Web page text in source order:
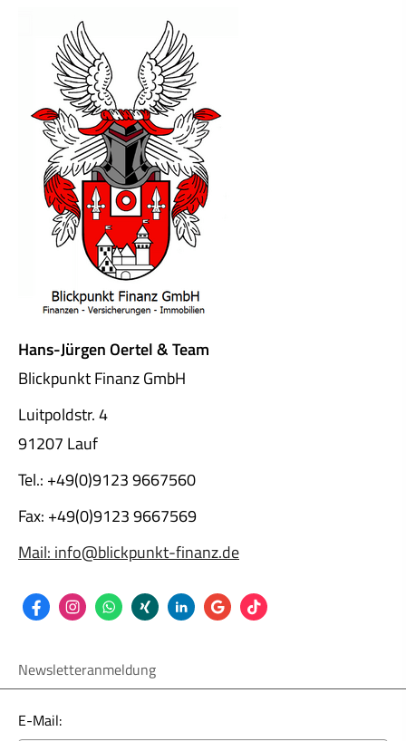
Hans-Jürgen Oertel & Team
Blickpunkt Finanz GmbH
Luitpoldstr. 4
91207 Lauf
Tel.: +49(0)9123 9667560
Fax: +49(0)9123 9667569
Mail: info@blickpunkt-finanz.de
Newsletteranmeldung
E-Mail: